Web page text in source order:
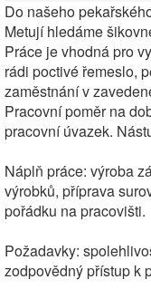
Do našeho
Metují hledáme
Práce je vhodná pro
rádi poctivé řemeslo,
zaměstnání v
Pracovní poměr na
pracovní úvazek.
Náplň práce: výroba
výrobků, příprava
pořádku na pracovišti.
Požadavky:
zodpovědný přístup k